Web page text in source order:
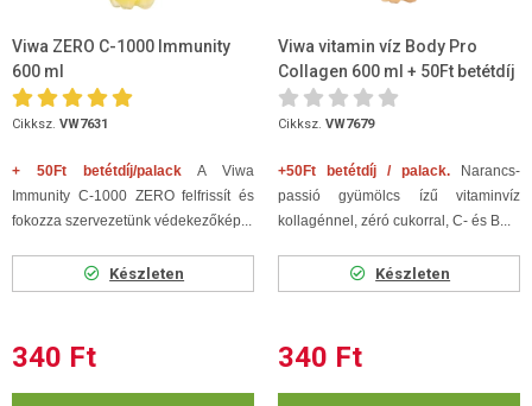
Viwa ZERO C-1000 Immunity
600 ml
Cikksz. VW7631
+ 50Ft betétdíj/palackA Viwa
Immunity C-1000 ZERO felfrissít és
fokozza szervezetünk védekezőkép...
Készleten
340 Ft
Viwa vitamin víz Body Pro
Collagen 600 ml + 50Ft betétdíj
Cikksz. VW7679
+50Ft betétdíj / palack. Narancs-
passió gyümölcs ízű vitaminvíz
kollagénnel, zéró cukorral, C- és B...
Készleten
340 Ft